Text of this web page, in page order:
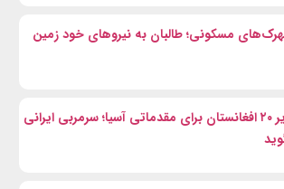
مسکونی؛ طالبان به نیروهای خود زمین
آمادگی تیم فوتبال زیر ۲۰ افغانستان برای مقدماتی آسیا؛ سرمربی ایرانی